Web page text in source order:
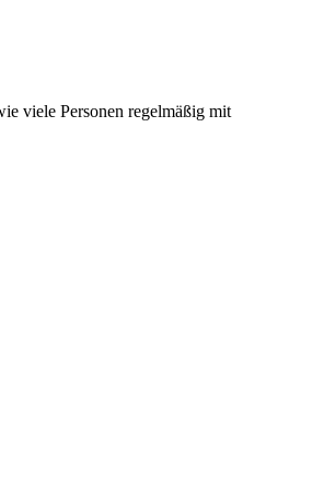
viele Personen regelmäßig mit